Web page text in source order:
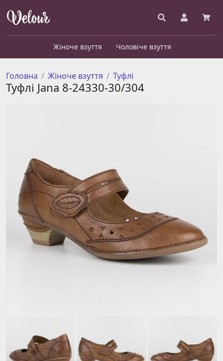
Жіноче взуття Чоловіче взуття
Головна Жіноче взуття Туфлі
Туфлі Jana 8-24330-30/304